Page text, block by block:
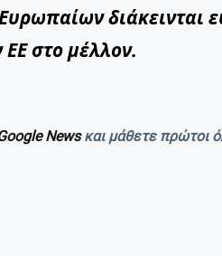
διάκεινται
στο μέλλον.
Newsκαι μάθετε πρώτοι